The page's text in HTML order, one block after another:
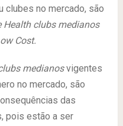
clubes no mercado, são
Health clubs medianos
Cost.
medianosvigentes
no mercado, são
das
pois estão a ser